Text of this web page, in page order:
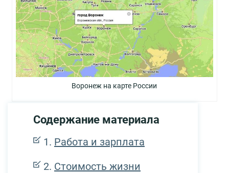
Воронеж на карте России
Содержание материала
Работа и зарплата
Стоимость жизни